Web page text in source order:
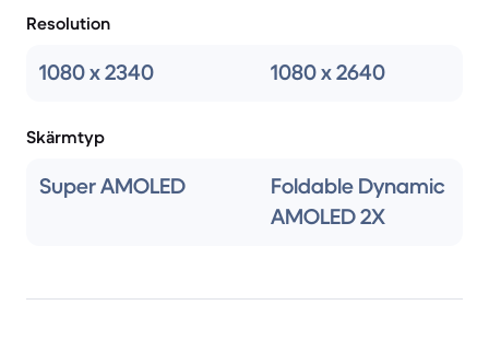
Resolution
1080 x 2340 1080 x 2640
Skärmtyp
Super AMOLED
Foldable Dynamic
AMOLED 2X